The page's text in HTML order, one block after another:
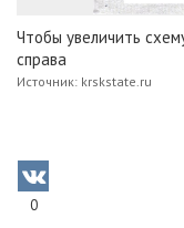
Чтобы увеличить
справа
Источник: krskstate.ru
0